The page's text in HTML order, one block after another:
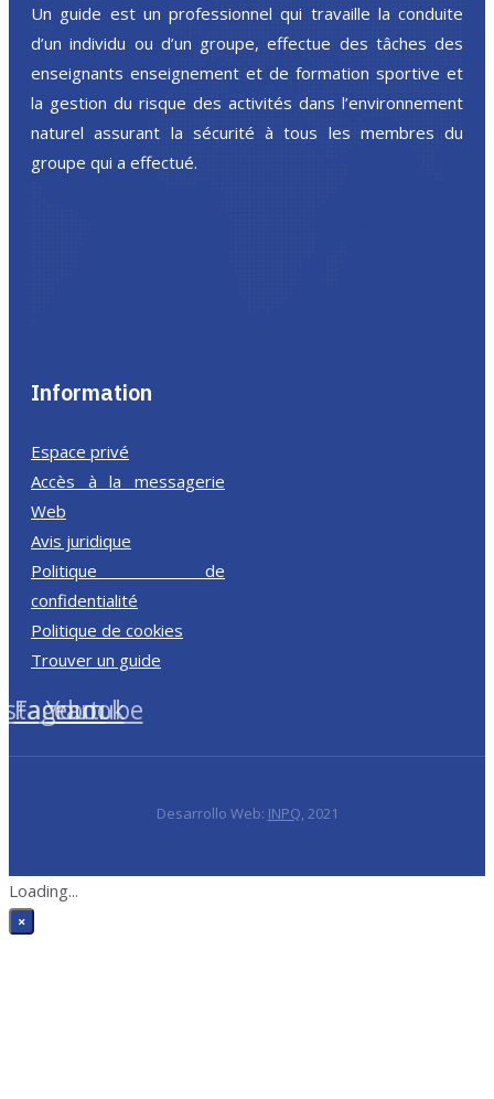
Un guide est un professionnel qui travaille la conduite
d’un individu ou d’un groupe, effectue des tâches des
enseignants enseignement et de formation sportive et
la gestion du risque des activités dans l’environnement
naturel assurant la sécurité à tous les membres du
groupe qui a effectué.
Information
Espace privé
Accès à la messagerie
Web
Avis juridique
Politique de
confidentialité
Politique de cookies
Trouver un guide
Facebook
Youtube
Desarrollo Web: INPQ, 2021
Loading...
×